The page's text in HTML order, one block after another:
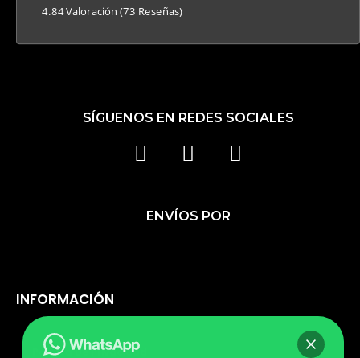
INFORMACIÓN
Política De Privacidad
SÍGUENOS EN REDES SOCIALES
F
C
E
K
I
S
T
A
T
ENVÍOS POR
4.84 Valoración (73 Reseñas)